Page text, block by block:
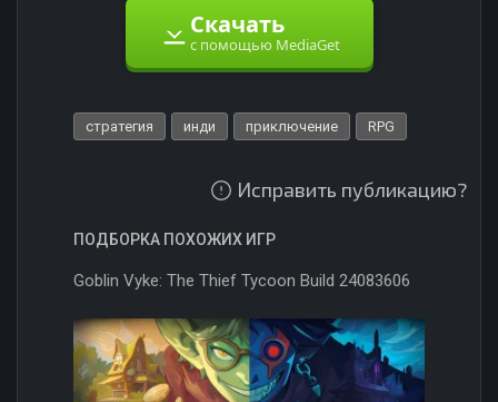
Скачать
с помощью MediaGet
стратегия инди приключение RPG
Исправить публикацию?
ПОДБОРКА ПОХОЖИХ ИГР
Goblin Vyke: The Thief Tycoon Build 24083606